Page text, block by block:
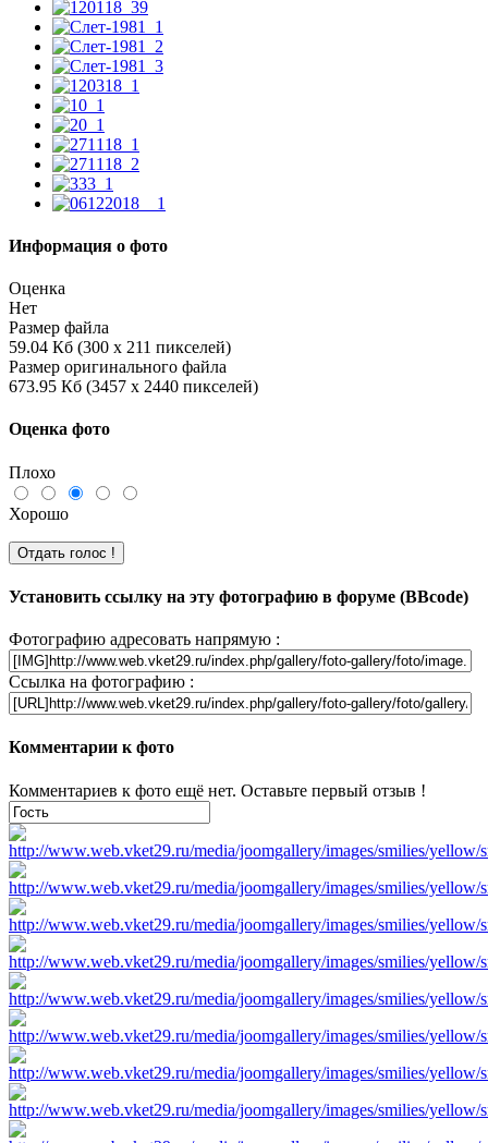
Информация о фото
Оценка
Нет
Размер файла
59.04 Кб (300 x 211 пикселей)
Размер оригинального файла
673.95 Кб (3457 x 2440 пикселей)
Оценка фото
Плохо
Хорошо
Установить ссылку на эту фотографию в форуме (BBcode)
Фотографию адресовать напрямую :
Ссылка на фотографию :
Комментарии к фото
Комментариев к фото ещё нет. Оставьте первый отзыв !